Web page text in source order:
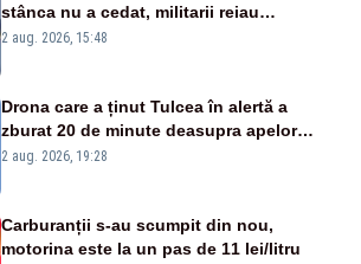
stânca nu a cedat, militarii reiau
detonările luni – VIDEO
2 aug. 2026, 15:48
Drona care a ținut Tulcea în alertă a
zburat 20 de minute deasupra apelor
României. Au fost ridicate două F-16
2 aug. 2026, 19:28
Carburanții s-au scumpit din nou,
motorina este la un pas de 11 lei/litru